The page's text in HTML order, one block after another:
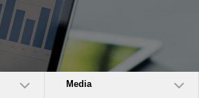
Media